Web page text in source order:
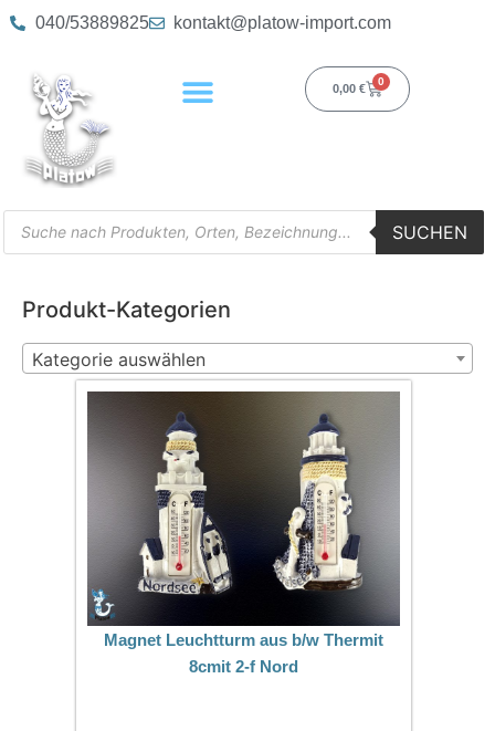
040/53889825 kontakt@platow-import.com
0,00 €
0
SUCHEN
Produkt-Kategorien
Kategorie auswählen
Magnet Leuchtturm aus b/w Thermit
8cmit 2-f Nord